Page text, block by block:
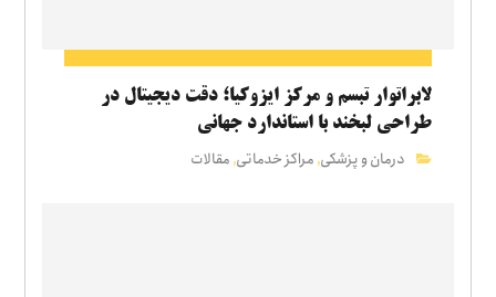
لابراتوار تبسم و مرکز ایزوکیا؛ دقت دیجیتال در
طراحی لبخند با استاندارد جهانی
درمان و پزشکی,مراکز خدماتی,مقالات